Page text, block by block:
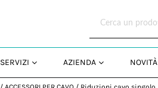
SERVIZI AZIENDA NOVITÀ